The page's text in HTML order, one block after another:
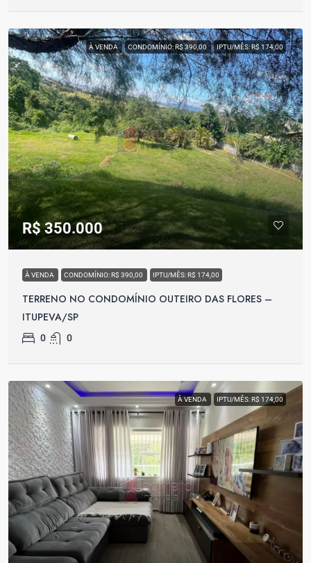
À VENDA CONDOMÍNIO: R$ 390,00 IPTU/MÊS: R$ 174,00
R$ 350.000
À VENDA CONDOMÍNIO: R$ 390,00 IPTU/MÊS: R$ 174,00
TERRENO NO CONDOMÍNIO OUTEIRO DAS FLORES –
ITUPEVA/SP
0 0
À VENDA IPTU/MÊS: R$ 174,00